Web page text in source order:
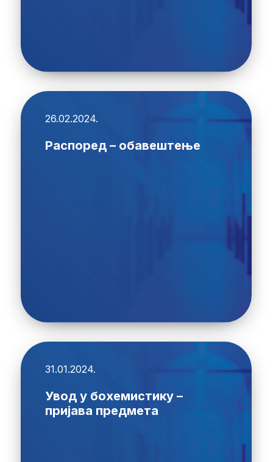
26.02.2024.
Распоред – обавештење
31.01.2024.
Увод у бохемистику –
пријава предмета